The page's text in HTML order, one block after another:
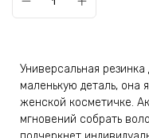
Универсальная
маленькую деталь, она
женской косметичке.
мгновений собрать